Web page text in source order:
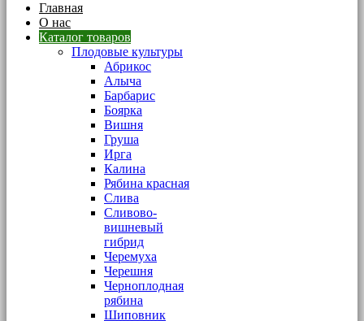
Главная
О нас
Каталог товаров
Плодовые культуры
Абрикос
Алыча
Барбарис
Боярка
Вишня
Груша
Ирга
Калина
Рябина красная
Слива
Сливово-
вишневый
гибрид
Черемуха
Черешня
Черноплодная
рябина
Шиповник